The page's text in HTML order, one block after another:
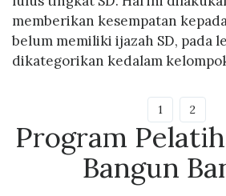
memberikan kesempatan
belum memiliki ijazah SD, pada
dikategorikan kedalam
1 2
Program
Bangun